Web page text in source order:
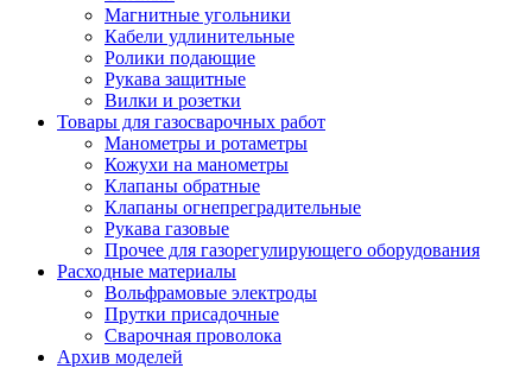
Магнитные угольники
Кабели удлинительные
Ролики подающие
Рукава защитные
Вилки и розетки
Товары для газосварочных работ
Манометры и ротаметры
Кожухи на манометры
Клапаны обратные
Клапаны огнепреградительные
Рукава газовые
Прочее для газорегулирующего оборудования
Расходные материалы
Вольфрамовые электроды
Прутки присадочные
Сварочная проволока
Архив моделей